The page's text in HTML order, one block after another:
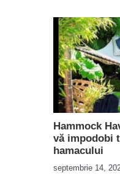
Hammock
vă impodobi
hamacului
septembrie 14,